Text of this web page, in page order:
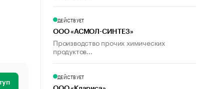
ДЕЙСТВУЕТ
ООО «АСМОЛ-СИНТЕЗ»
Производство прочих химических
продуктов...
ДЕЙСТВУЕТ